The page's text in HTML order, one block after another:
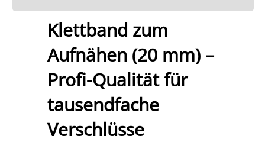
Klettband zum
Aufnähen (20 mm) –
Profi-Qualität für
tausendfache
Verschlüsse